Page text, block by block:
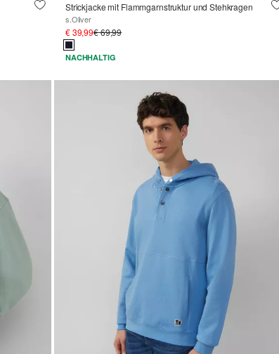
Strickjacke mit Flammgarnstruktur und Stehkragen
s.Oliver
€ 39,99€ 69,99
NACHHALTIG